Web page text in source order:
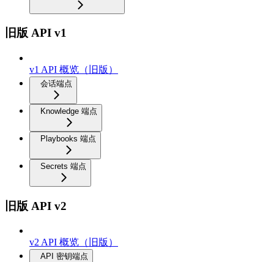
旧版 API v1
v1 API 概览（旧版）
会话端点
Knowledge 端点
Playbooks 端点
Secrets 端点
旧版 API v2
v2 API 概览（旧版）
API 密钥端点